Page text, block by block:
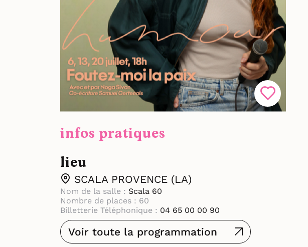
infos pratiques
lieu
SCALA PROVENCE (LA)
Nom de la salle : Scala 60
Nombre de places : 60
Billetterie Téléphonique : 04 65 00 00 90
Voir toute la programmation